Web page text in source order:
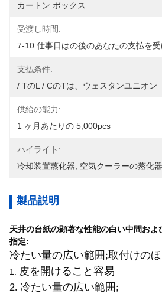
カートン ボックス
受渡し時間:
7-10 仕事日はの後のあなたの支払を
支払条件:
/ TのL / CのTは、ウェスタンユニオン
供給の能力:
1 ヶ月あたりの 5,000pcs
ハイライト:
冷却装置蒸化器
空気クーラーの蒸化器
製品説明
天井の台紙の顕著な性能の白い中間お
指定:
冷たい量の広い範囲;取付けの
1. 皮を開けること容易
2. 冷たい量の広い範囲;